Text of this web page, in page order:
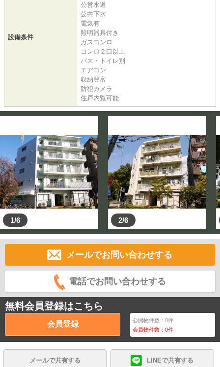
設備条件
公営水道
公共下水
電気有
照明器具付き
ガスコンロ
コンロ２口以上
バス・トイレ別
エアコン
収納豊富
防犯カメラ
住戸内覧可能
1/6 2/6
メールでお問い合わせする
電話でお問い合わせする
無料会員登録はこちら
会員登録 公開物件数：0件
会員物件数：0件
メールで共有する LINEで共有する